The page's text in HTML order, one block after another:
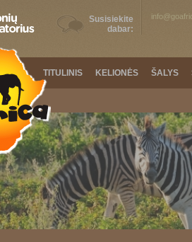
Susisiekite
dabar:
TITULINIS KELIONĖS ŠALYS